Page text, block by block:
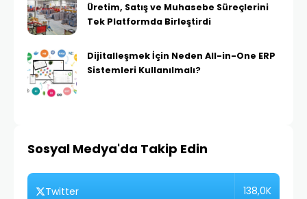
Üretim, Satış ve Muhasebe Süreçlerini
Tek Platformda Birleştirdi
Dijitalleşmek İçin Neden All-in-One ERP
Sistemleri Kullanılmalı?
Sosyal Medya'da Takip Edin
Twitter 138,0K